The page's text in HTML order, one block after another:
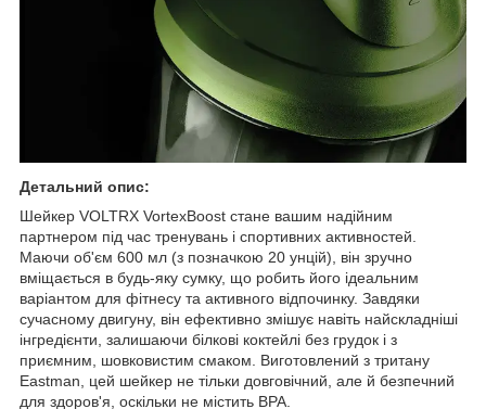
Детальний опис:
Шейкер VOLTRX VortexBoost стане вашим надійним
партнером під час тренувань і спортивних активностей.
Маючи об'єм 600 мл (з позначкою 20 унцій), він зручно
вміщається в будь-яку сумку, що робить його ідеальним
варіантом для фітнесу та активного відпочинку. Завдяки
сучасному двигуну, він ефективно змішує навіть найскладніші
інгредієнти, залишаючи білкові коктейлі без грудок і з
приємним, шовковистим смаком. Виготовлений з тритану
Eastman, цей шейкер не тільки довговічний, але й безпечний
для здоров'я, оскільки не містить BPA.